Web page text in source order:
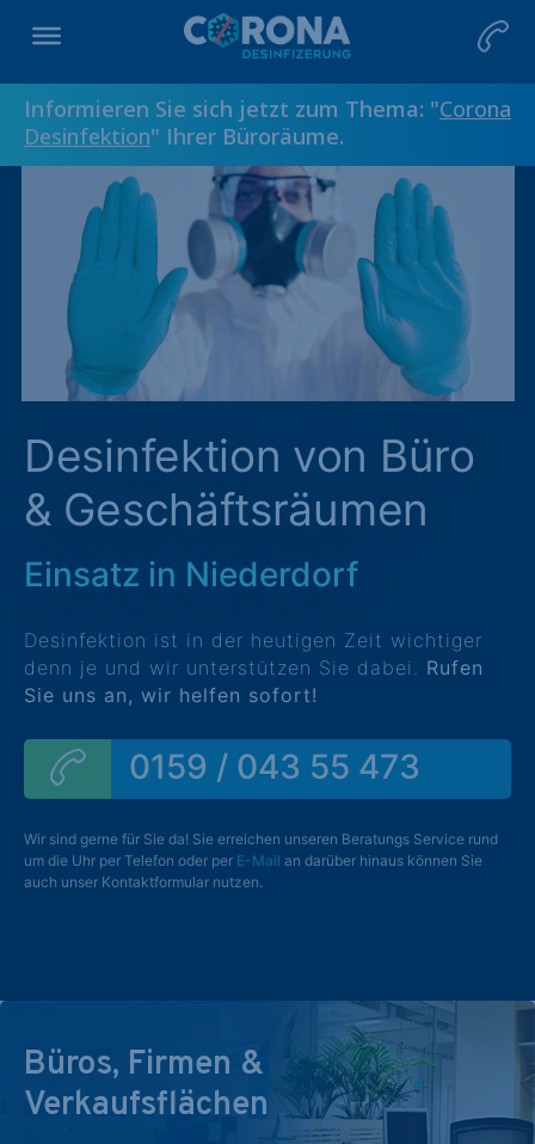
Informieren Sie sich jetzt zum Thema: "Corona
Desinfektion" Ihrer Büroräume.
Desinfektion von Büro
& Geschäftsräumen
Einsatz in Niederdorf
Desinfektion ist in der heutigen Zeit wichtiger
denn je und wir unterstützen Sie dabei. Rufen
Sie uns an, wir helfen sofort!
0159 / 043 55 473
Wir sind gerne für Sie da! Sie erreichen unseren Beratungs Service rund
um die Uhr per Telefon oder per E-Mail an darüber hinaus können Sie
auch unser Kontaktformular nutzen.
Büros, Firmen &
Verkaufsflächen